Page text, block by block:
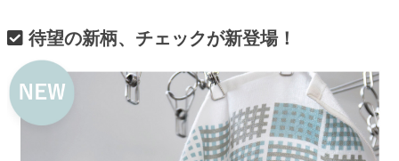
待望の新柄、チェックが新登場！